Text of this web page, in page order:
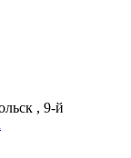
, 9-й